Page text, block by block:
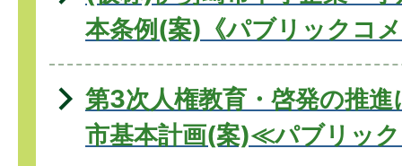
本条例(案)《パブリックコ
第3次人権教育・啓発の推
市基本計画(案)≪パブリッ